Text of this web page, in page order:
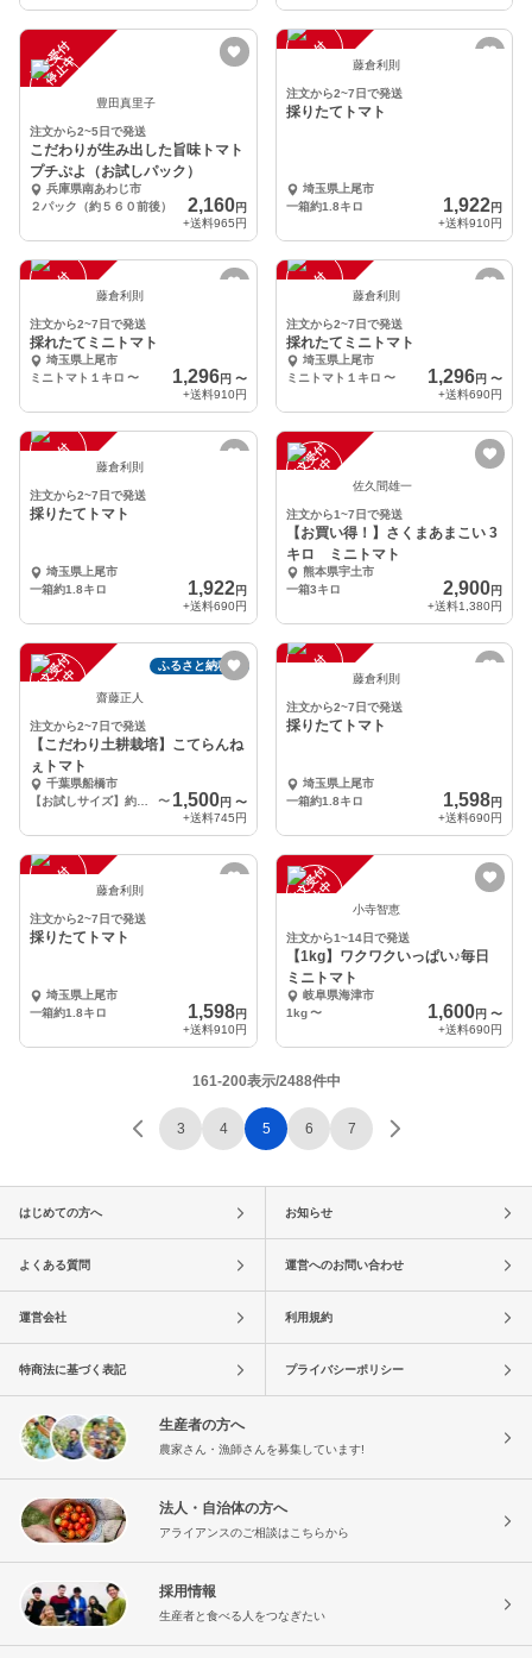
注
文
受
付
停
止
中
豊田真里子
注文から2~5日で発送
こだわりが生み出した旨味トマト
プチぷよ（お試しパック）
兵庫県南あわじ市
２パック（約５６０前後）
2,160円
+送料965円
注
文
受
付
停
止 藤倉利則
注文から2~7日で発送
採りたてトマト
埼玉県上尾市
一箱約1.8キロ
1,922円
+送料910円
注
文
受
付
停
止 藤倉利則
注文から2~7日で発送
採れたてミニトマト
埼玉県上尾市
ミニトマト１キロ 〜 1,296円 〜
+送料910円
注
文
受
付
停
止 藤倉利則
注文から2~7日で発送
採れたてミニトマト
埼玉県上尾市
ミニトマト１キロ 〜 1,296円 〜
+送料690円
注
文
受
付
停
止 藤倉利則
注文から2~7日で発送
採りたてトマト
埼玉県上尾市
一箱約1.8キロ
1,922円
+送料690円
注
文
受
付
停
止
中 佐久間雄一
注文から1~7日で発送
【お買い得！】さくまあまこい 3
キロ ミニトマト
熊本県宇土市
一箱3キロ
2,900円
+送料1,380円
注
文
受
付
停
止
中
ふるさと納税可
齋藤正人
注文から2~7日で発送
【こだわり土耕栽培】こてらんね
ぇトマト
千葉県船橋市
〜 1,500円 〜
+送料745円
注
文
受
付
停
止 藤倉利則
注文から2~7日で発送
採りたてトマト
埼玉県上尾市
一箱約1.8キロ
1,598円
+送料690円
注
文
受
付
停
止 藤倉利則
注文から2~7日で発送
採りたてトマト
埼玉県上尾市
一箱約1.8キロ
1,598円
+送料910円
注
文
受
付
停
止
中 小寺智恵
注文から1~14日で発送
【1kg】ワクワクいっぱい♪毎日
ミニトマト
岐阜県海津市
1kg 〜 1,600円 〜
+送料690円
161-200表示/2488件中
3 4 5 6 7
はじめての方へ お知らせ
よくある質問 運営へのお問い合わせ
運営会社 利用規約
特商法に基づく表記 プライバシーポリシー
生産者の方へ
農家さん・漁師さんを募集しています!
法人・自治体の方へ
アライアンスのご相談はこちらから
採用情報
生産者と食べる人をつなぎたい